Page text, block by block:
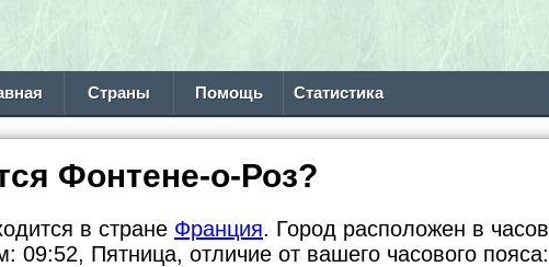
Страны Помощь Статистика
Фонтене-о-Роз?
в стране Франция. Город расположен в
09:52, Пятница, отличие от вашего часового пояса: